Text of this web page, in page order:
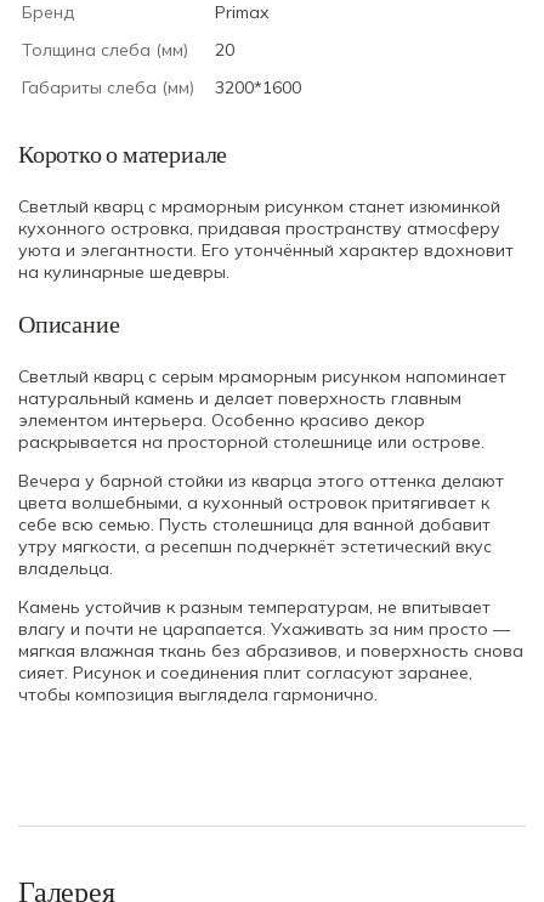
Бренд
Primax
Толщина слеба (мм)
20
Габариты слеба (мм)
3200*1600
Коротко о материале
Светлый кварц с мраморным рисунком станет изюминкой
кухонного островка, придавая пространству атмосферу
уюта и элегантности. Его утончённый характер вдохновит
на кулинарные шедевры.
Описание
Светлый кварц с серым мраморным рисунком напоминает
натуральный камень и делает поверхность главным
элементом интерьера. Особенно красиво декор
раскрывается на просторной столешнице или острове.
Вечера у барной стойки из кварца этого оттенка делают
цвета волшебными, а кухонный островок притягивает к
себе всю семью. Пусть столешница для ванной добавит
утру мягкости, а ресепшн подчеркнёт эстетический вкус
владельца.
Камень устойчив к разным температурам, не впитывает
влагу и почти не царапается. Ухаживать за ним просто —
мягкая влажная ткань без абразивов, и поверхность снова
сияет. Рисунок и соединения плит согласуют заранее,
чтобы композиция выглядела гармонично.
Галерея